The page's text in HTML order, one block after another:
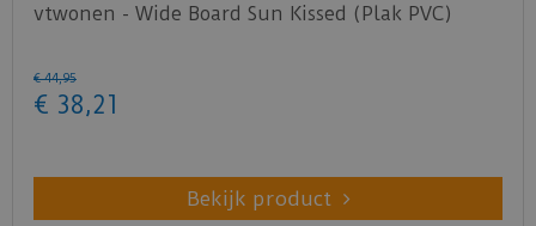
vtwonen - Wide Board Sun Kissed (Plak PVC)
€ 44,95
€ 38,21
Bekijk product